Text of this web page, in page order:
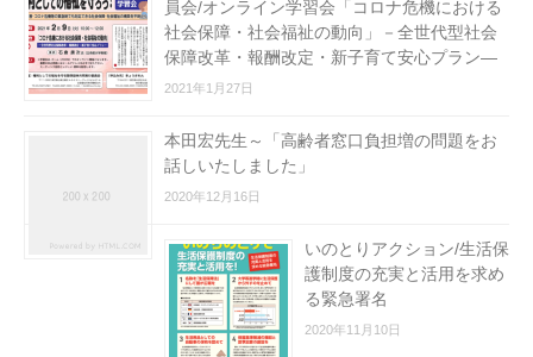
員会/オンライン学習会「コロナ危機における
社会保障・社会福祉の動向」－全世代型社会
保障改革・報酬改定・新子育て安心プラン―
2021年1月27日
本田宏先生～「高齢者窓口負担増の問題をお
話しいたしました」
2020年12月16日
いのとりアクション/生活保
護制度の充実と活用を求め
る緊急署名
2020年11月10日